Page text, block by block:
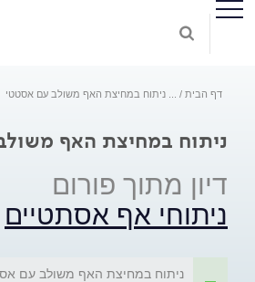
דף הבית ניתוח במחיצת האף משולב עם אסטטי
ניתוח במחיצת האף
דיון מתוך פורום
ניתוחי אף אסתטיים
ניתוח במחיצת האף משולב עם